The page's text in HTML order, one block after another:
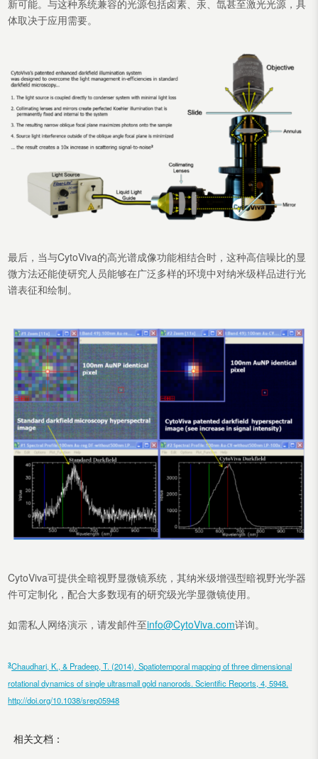
新可能。与这种系统兼容的光源包括卤素、汞、氙甚至激光光源，具
体取决于应用需要。
最后，当与CytoViva的高光谱成像功能相结合时，这种高信噪比的显
微方法还能使研究人员能够在广泛多样的环境中对纳米级样品进行光
谱表征和绘制。
CytoViva可提供全暗视野显微镜系统，其纳米级增强型暗视野光学器
件可定制化，配合大多数现有的研究级光学显微镜使用。
如需私人网络演示，请发邮件至info@CytoViva.com详询。
3Chaudhari, K., & Pradeep, T. (2014). Spatiotemporal mapping of three dimensional
rotational dynamics of single ultrasmall gold nanorods. Scientific Reports, 4, 5948.
http://doi.org/10.1038/srep05948
相关文档：